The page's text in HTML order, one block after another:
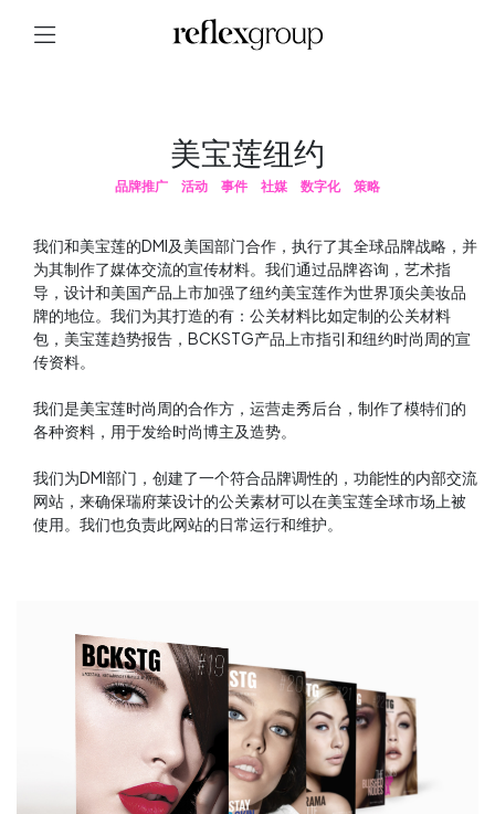
美宝莲纽约
品牌推广 活动 事件 社媒 数字化 策略
我们和美宝莲的DMI及美国部门合作，执行了其全球品牌战略，并
为其制作了媒体交流的宣传材料。我们通过品牌咨询，艺术指
导，设计和美国产品上市加强了纽约美宝莲作为世界顶尖美妆品
牌的地位。我们为其打造的有：公关材料比如定制的公关材料
包，美宝莲趋势报告，BCKSTG产品上市指引和纽约时尚周的宣
传资料。
我们是美宝莲时尚周的合作方，运营走秀后台，制作了模特们的
各种资料，用于发给时尚博主及造势。
我们为DMI部门，创建了一个符合品牌调性的，功能性的内部交流
网站，来确保瑞府莱设计的公关素材可以在美宝莲全球市场上被
使用。我们也负责此网站的日常运行和维护。